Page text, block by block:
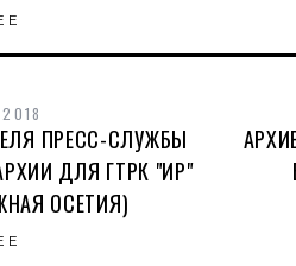
ПРЕСС-СЛУЖБЫ
ДЛЯ ГТРК "ИР"
ОСЕТИЯ)